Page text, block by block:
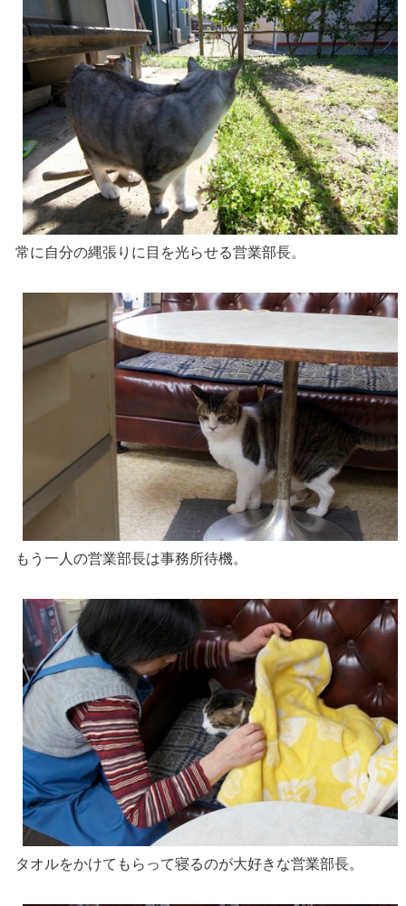
常に自分の縄張りに目を光らせる営業部長。
もう一人の営業部長は事務所待機。
タオルをかけてもらって寝るのが大好きな営業部長。